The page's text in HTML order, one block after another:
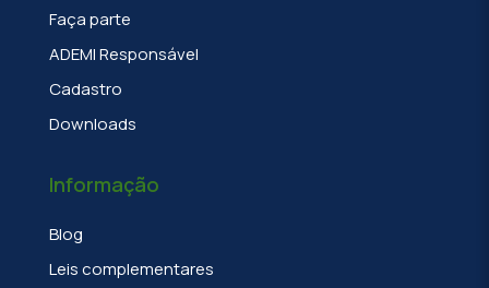
Faça parte
ADEMI Responsável
Cadastro
Downloads
Informação
Blog
Leis complementares